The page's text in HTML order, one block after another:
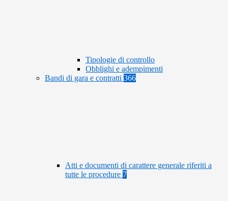
Tipologie di controllo
Obblighi e adempimenti
Bandi di gara e contratti 366
Atti e documenti di carattere generale riferiti a
tutte le procedure 7